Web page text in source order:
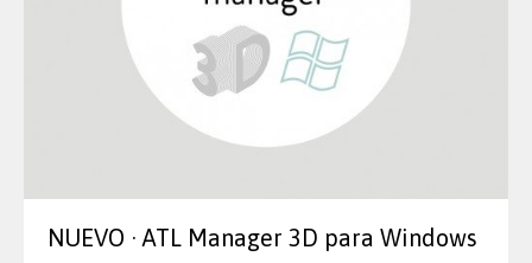
NUEVO · ATL Manager 3D para Windows